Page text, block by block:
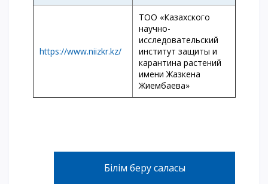
https://www.niizkr.kz/
ТОО «Казахского
научно-
исследовательский
институт защиты и
карантина растений
имени Жазкена
Жиембаева»
Білім беру саласы